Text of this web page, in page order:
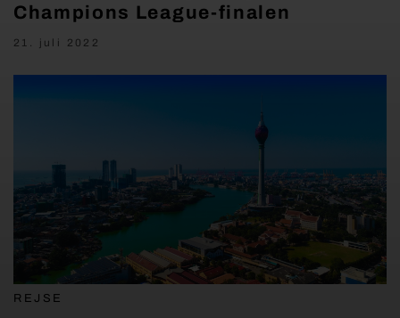
Champions League-finalen
21. juli 2022
REJSE